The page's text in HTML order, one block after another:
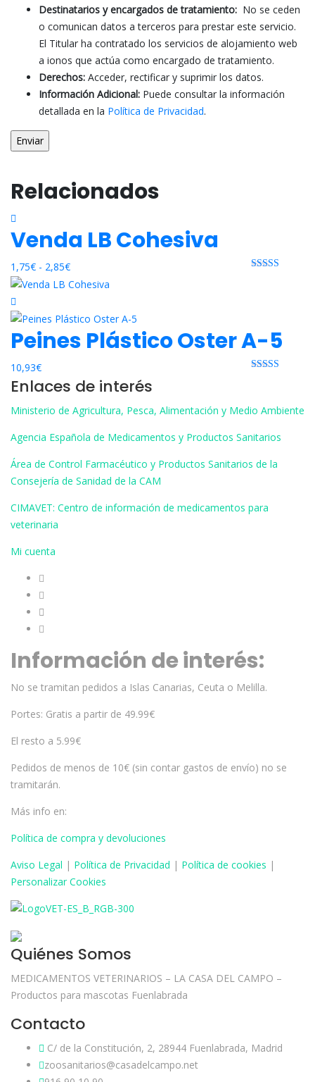
Destinatarios y encargados de tratamiento: No se ceden
o comunican datos a terceros para prestar este servicio.
El Titular ha contratado los servicios de alojamiento web
a ionos que actúa como encargado de tratamiento.
Derechos: Acceder, rectificar y suprimir los datos.
Información Adicional: Puede consultar la información
detallada en la Política de Privacidad.
Relacionados
Venda LB Cohesiva
1,75€ - 2,85€Rango
de
desde
1,75€
hasta
Peines Plástico Oster A-5
10,93€
Enlaces de interés
Ministerio de Agricultura, Pesca, Alimentación y Medio Ambiente
Agencia Española de Medicamentos y Productos Sanitarios
Área de Control Farmacéutico y Productos Sanitarios de la
Consejería de Sanidad de la CAM
CIMAVET: Centro de información de medicamentos para
veterinaria
Mi cuenta
Información de interés:
No se tramitan pedidos a Islas Canarias, Ceuta o Melilla.
Portes: Gratis a partir de 49.99€
El resto a 5.99€
Pedidos de menos de 10€ (sin contar gastos de envío) no se
tramitarán.
Más info en:
Política de compra y devoluciones
Aviso Legal | Política de Privacidad | Política de cookies |
Personalizar Cookies
Quiénes Somos
MEDICAMENTOS VETERINARIOS – LA CASA DEL CAMPO –
Productos para mascotas Fuenlabrada
Contacto
C/ de la Constitución, 2, 28944 Fuenlabrada, Madrid
zoosanitarios@casadelcampo.net